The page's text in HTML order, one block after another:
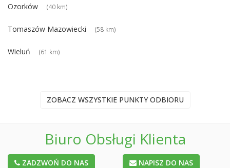
Ozorków (40 km)
Tomaszów Mazowiecki (58 km)
Wieluń (61 km)
ZOBACZ WSZYSTKIE PUNKTY ODBIORU
Biuro Obsługi Klienta
ZADZWOŃ DO NAS NAPISZ DO NAS